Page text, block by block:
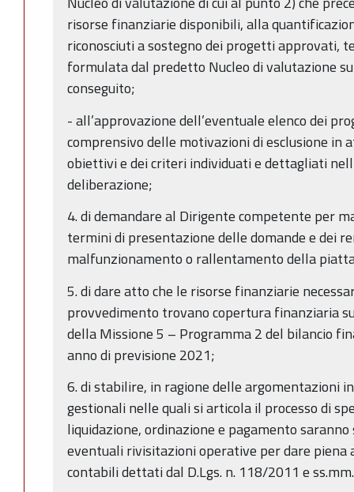
risorse finanziarie disponibili, alla
riconosciuti a sostegno dei progetti approvati,
formulata dal predetto Nucleo di valutazione
conseguito;
- all’approvazione dell’eventuale elenco dei
comprensivo delle motivazioni di esclusione in
obiettivi e dei criteri individuati e dettagliati
deliberazione;
4. di demandare al Dirigente competente per
termini di presentazione delle domande e dei
malfunzionamento o rallentamento della
5. di dare atto che le risorse finanziarie
provvedimento trovano copertura finanziaria
della Missione 5 – Programma 2 del bilancio
anno di previsione 2021;
6. di stabilire, in ragione delle argomentazioni
gestionali nelle quali si articola il processo di
liquidazione, ordinazione e pagamento
eventuali rivisitazioni operative per dare
contabili dettati dal D.Lgs. n. 118/2011 e